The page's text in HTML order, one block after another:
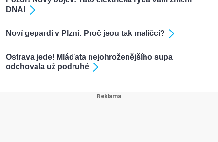
DNA!
Noví gepardi v Plzni: Proč jsou tak maličcí?
Ostrava jede! Mláďata nejohroženějšího supa
odchovala už podruhé